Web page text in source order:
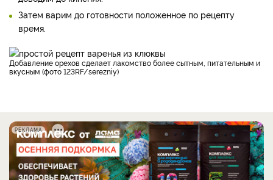
Затем варим до готовности положенное по рецепту
время.
Добавление орехов сделает лакомство более сытным, питательным и
вкусным (фото 123RF/serezniy)
РЕКЛАМА